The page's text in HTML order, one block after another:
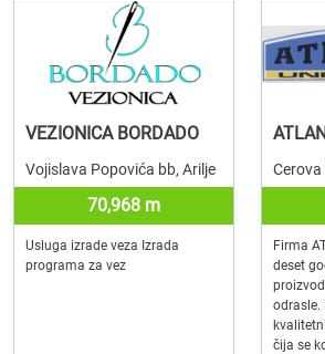
VEZIONICA BORDADO
Vojislava Popovića bb, Arilje
70,968 m
Usluga izrade veza Izrada
programa za vez
Cerova
Firma
deset
odrasle.
čija se